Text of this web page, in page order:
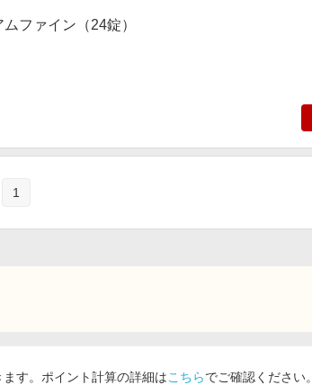
ファイン（24錠）
1
す。ポイント計算の詳細はこちらでご確認ください。